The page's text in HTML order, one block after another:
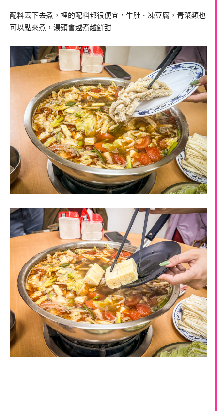
配料丟下去煮，裡的配料都很便宜，牛肚、凍豆腐，青菜類也
可以點來煮，湯頭會越煮越鮮甜